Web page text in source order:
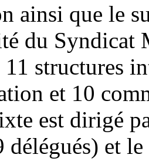
ainsi que le
du Syndicat
11 structures
et 10
est dirigé
et